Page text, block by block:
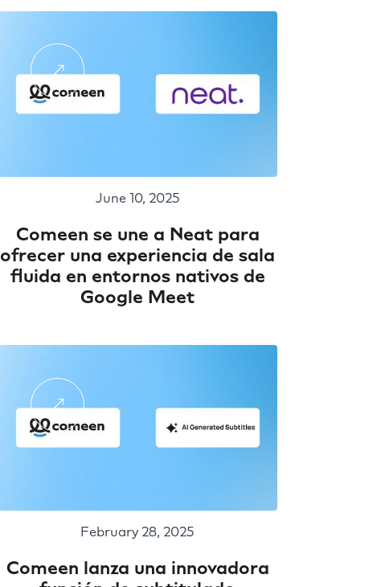
June 10, 2025
Comeen se une a Neat para
ofrecer una experiencia de sala
fluida en entornos nativos de
Google Meet
February 28, 2025
Comeen lanza una innovadora